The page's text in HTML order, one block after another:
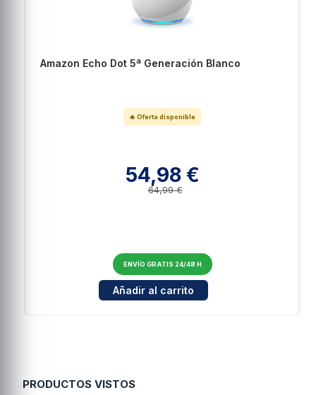
Amazon Echo Dot 5ª Generación Blanco
🔥 Oferta disponible
54,98 €
64,99 €
ENVÍO GRATIS 24/48 H
Cantidad para Amazon Echo Dot 5ª
Añadir al carrito
PRODUCTOS VISTOS